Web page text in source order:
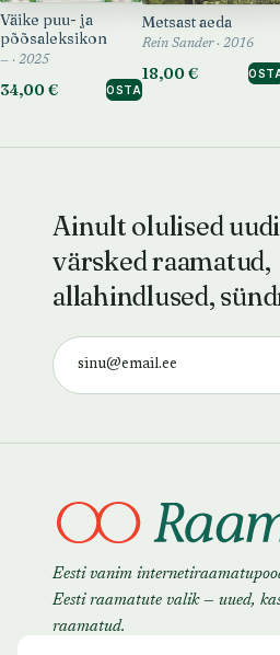
Väike puu- ja
põõsaleksikon
— · 2025
34,00 € OSTA
Metsast aeda
Rein Sander · 2016
18,00 €
Ainult olulised
värsked raamatud,
allahindlused,
Eesti vanim
Eesti raamatute valik — uued,
raamatud.